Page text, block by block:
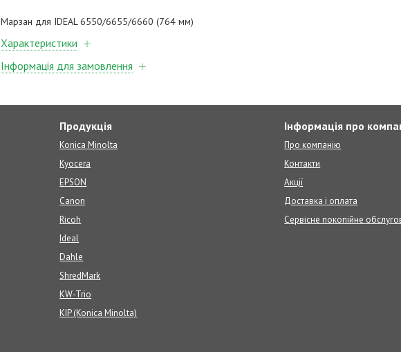
Марзан для IDEAL 6550/6655/6660 (764 мм)
Характеристики
Інформація для замовлення
Продукція
Konica Minolta
Kyocera
EPSON
Canon
Ricoh
Ideal
Dahle
ShredMark
KW-Trio
KIP (Konica Minolta)
Інформація про
Про компанію
Контакти
Акції
Доставка і оплата
Сервісне покопійне